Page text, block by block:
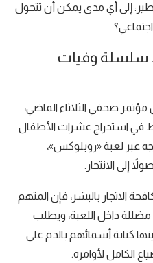
إلى أي مدى يمكن أن تتحول
سلسلة وفيات
مؤتمر صحفي الثلاثاء الماضي،
في استدراج عشرات الأطفال
عبر لعبة «روبلوكس»،
إلى الانتحار.
الاتجار بالبشر، فإن المتهم
داخل اللعبة، ويطلب
كتابة أسمائهم بالدم على
الكامل لأوامره.